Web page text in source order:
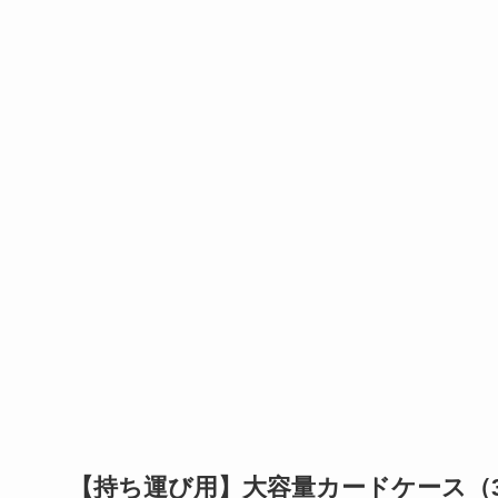
【持ち運び用】大容量カードケース（